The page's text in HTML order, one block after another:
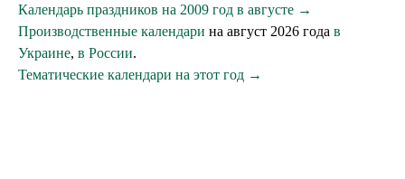
Календарь праздников на 2009 год в августе →
Производственные календари на август 2026 года в
Украине, в России.
Тематические календари на этот год →